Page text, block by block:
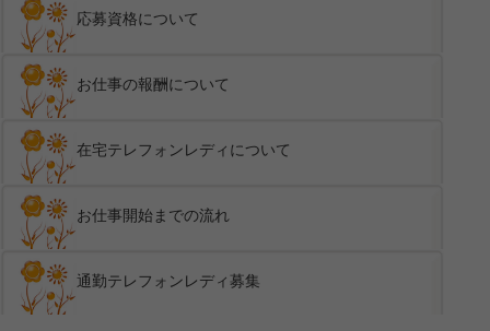
応募資格について
お仕事の報酬について
在宅テレフォンレディについて
お仕事開始までの流れ
通勤テレフォンレディ募集